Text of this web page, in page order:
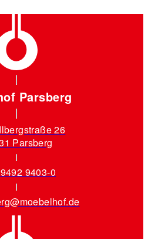
Parsberg
26
Parsberg
9403-0